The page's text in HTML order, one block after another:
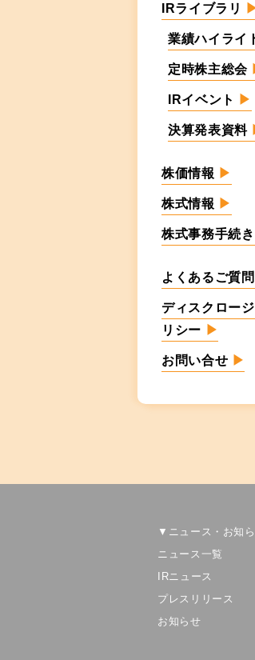
IRライブラリ
業績ハイライ
定時株主総会
IRイベント ▶
決算発表資料
株価情報 ▶
株式情報 ▶
株式事務手続き
よくあるご質問
ディスクロー
リシー
▶
お問い合せ ▶
▼ニュース・お知
ニュース一覧
IRニュース
プレスリリース
お知らせ